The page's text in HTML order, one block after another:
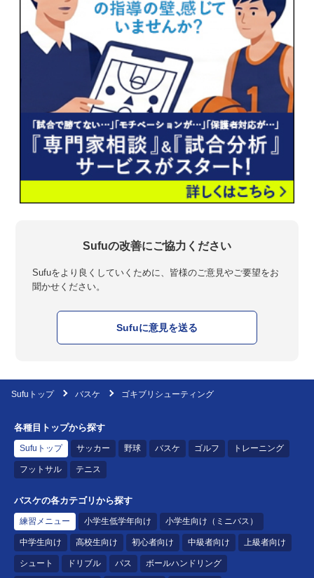
Sufuの改善にご協力ください
Sufuをより良くしていくために、皆様のご意見やご要望をお
聞かせください。
Sufuに意見を送る
Sufuトップ バスケ ゴキブリシューティング
各種目トップから探す
Sufuトップ サッカー 野球 バスケ ゴルフ トレーニング
フットサル テニス
バスケの各カテゴリから探す
練習メニュー 小学生低学年向け 小学生向け（ミニバス）
中学生向け 高校生向け 初心者向け 中級者向け 上級者向け
シュート ドリブル パス ボールハンドリング